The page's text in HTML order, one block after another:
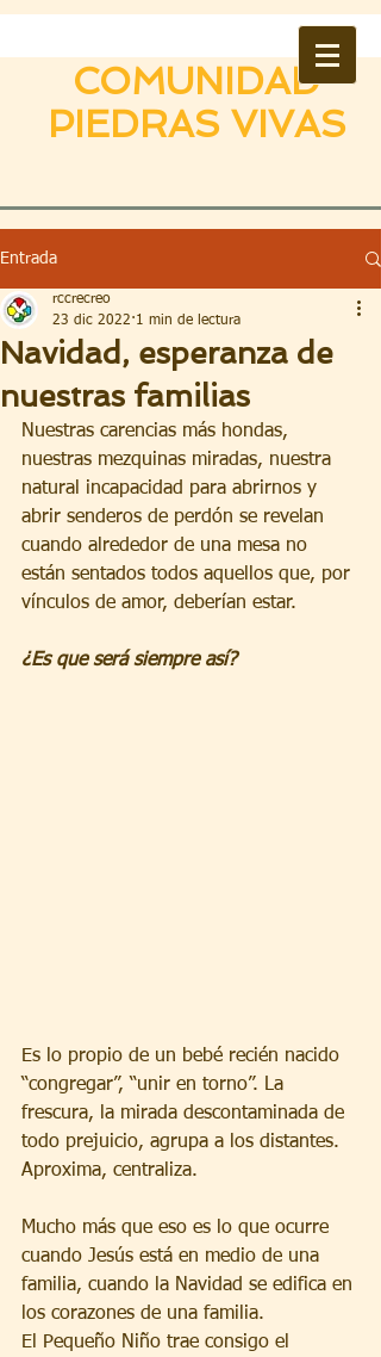
COMUNIDAD
PIEDRAS VIVAS
Entrada
Navidad, esperanza de
nuestras familias
rccrecreo
23 dic 2022 1 min de lectura
Nuestras carencias más hondas,
nuestras mezquinas miradas, nuestra
natural incapacidad para abrirnos y
abrir senderos de perdón se revelan
cuando alrededor de una mesa no
están sentados todos aquellos que, por
vínculos de amor, deberían estar.
¿Es que será siempre así?
Es lo propio de un bebé recién nacido
“congregar”, “unir en torno”. La
frescura, la mirada descontaminada de
todo prejuicio, agrupa a los distantes.
Aproxima, centraliza.
Mucho más que eso es lo que ocurre
cuando Jesús está en medio de una
familia, cuando la Navidad se edifica en
los corazones de una familia.
El Pequeño Niño trae consigo el